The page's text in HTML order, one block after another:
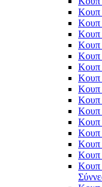
Κουπ
Κουπ
Κουπ
Κουπ
Κουπ
Κουπ
Κουπ
Κουπ
Κουπ
Κουπ
Κουπ
Κουπ
Κουπ
Κουπ
Κουπ